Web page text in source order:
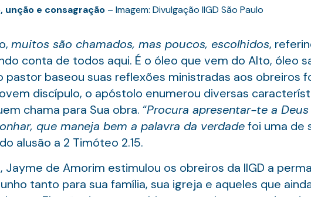
unção e consagração – Imagem: Divulgação IIGD São Paulo
muitos são chamados, mas poucos, escolhidos,
conta de todos aqui. É o óleo que vem do Alto, óleo
baseou suas reflexões ministradas aos obreiros
discípulo, o apóstolo enumerou diversas
chama para Sua obra. “Procura apresentar-te a
que maneja bem a palavra da verdadefoi uma de
alusão a 2 Timóteo‬ ‭2.15.
de Amorim estimulou os obreiros da IIGD a
tanto para sua família, sua igreja e aqueles que